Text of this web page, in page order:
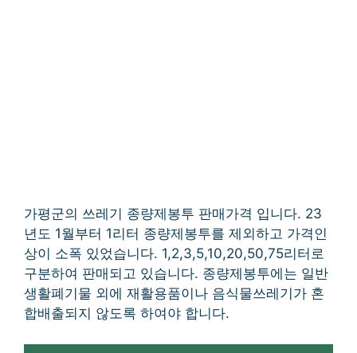
가평군의 쓰레기 종량제봉투 판매가격 입니다. 23
년도 1월부터 1리터 종량제봉투를 제외하고 가격인
상이 소폭 있었습니다. 1,2,3,5,10,20,50,75리터로
구분하여 판매되고 있습니다. 종량제봉투에는 일반
생활폐기물 외에 재활용품이나 음식물쓰레기가 혼
합배출되지 않도록 하여야 합니다.